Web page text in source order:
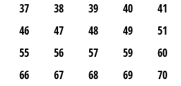
37
38 39 40 41
46
47 48 49 51
55
56 57 59 60
66
67 68 69 70